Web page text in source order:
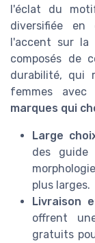
l'éclat du
diversifiée en
l'accent sur la
composés de
durabilité, qui
femmes
marques qui
Large
des
plus larges.
Livraison
offrent
gratuits